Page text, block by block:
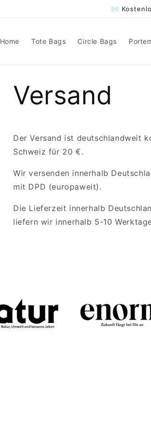
✉
Home Tote Bags Circle Bags
Versand
Der Versand ist deutschlandweit
Schweiz für 20 €.
Wir versenden innerhalb
mit DPD (europaweit).
Die Lieferzeit innerhalb
liefern wir innerhalb 5-10